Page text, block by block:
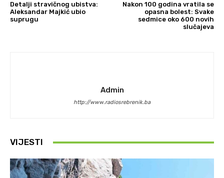
Detalji stravičnog ubistva:
Aleksandar Majkić ubio
suprugu
Nakon 100 godina vratila se
opasna bolest: Svake
sedmice oko 600 novih
slučajeva
Admin
http://www.radiosrebrenik.ba
VIJESTI